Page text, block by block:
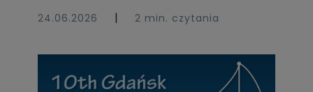
24.06.2026 | 2 min. czytania